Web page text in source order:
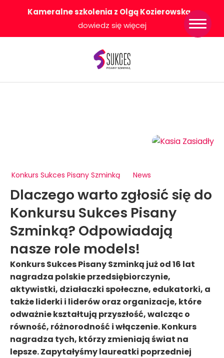
Kameralne szkolenia z Olgą Kozierowską-
dowiedz się więcej
Konkurs Sukces Pisany Szminką News
Dlaczego warto zgłosić się do
Konkursu Sukces Pisany
Szminką? Odpowiadają
nasze role models!
Konkurs Sukces Pisany Szminką już od 16 lat
nagradza polskie przedsiębiorczynie,
aktywistki, działaczki społeczne, edukatorki, a
także liderki i liderów oraz organizacje, które
odważnie kształtują przyszłość, walcząc o
równość, różnorodność i włączenie. Konkurs
nagradza tych, którzy zmieniają świat na
lepsze. Zapytałyśmy laureatki poprzedniej
Strona główna
Konkurs Sukces